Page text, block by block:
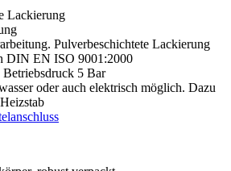
Lackierung
Pulverbeschichtete Lackierung
DIN EN ISO 9001:2000
5 Bar
oder auch elektrisch möglich. Dazu